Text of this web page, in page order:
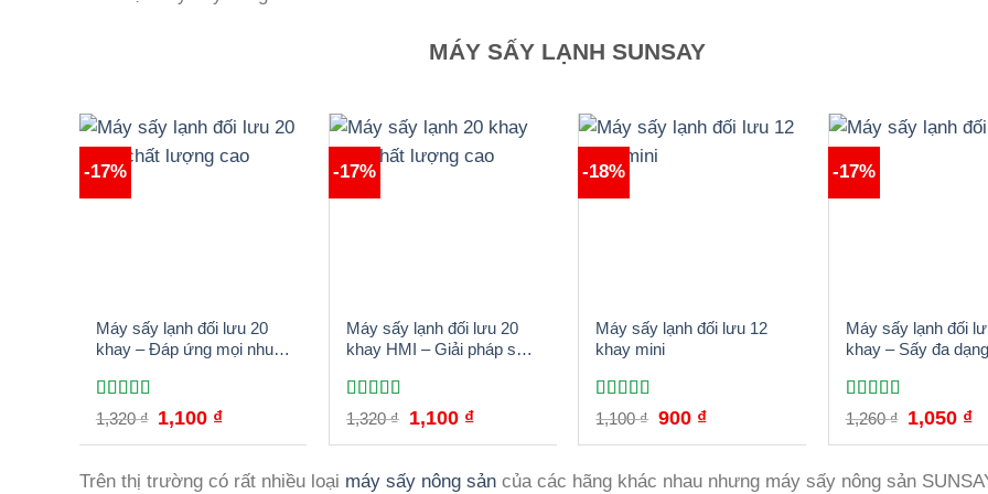
MÁY SẤY LẠNH SUNSAY
-17%
Máy sấy lạnh đối lưu 20
khay – Đáp ứng mọi nhu
Được xếp
hạng
5
sao
1,320₫ Giá
gốc
là:
1,100 ₫Giá
tại
1,100 ₫.
-17%
Máy sấy lạnh đối lưu 20
khay HMI – Giải pháp sấy
Được xếp
hạng
5
sao
1,320₫ Giá
gốc
là:
1,100 ₫Giá
tại
1,100 ₫.
-18%
Máy sấy lạnh đối lưu 12
khay mini
Được xếp
hạng
sao
1,100₫ Giá
là:
900 ₫Giá
tại
900 ₫.
-17%
Máy sấy lạnh đối
khay – Sấy đa
sản và dược liệu
đẹp, giữ trọn vẹn
dưỡng
Được xếp
hạng
5
sao
1,260₫ Giá
gốc
là:
1,050 ₫Giá
tại
Trên thị trường có rất nhiều loại máy sấy nông sản của các hãng khác nhau nhưng máy sấy nông sản